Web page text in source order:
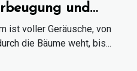
und
ist voller Geräusche, von
die Bäume weht, bis...